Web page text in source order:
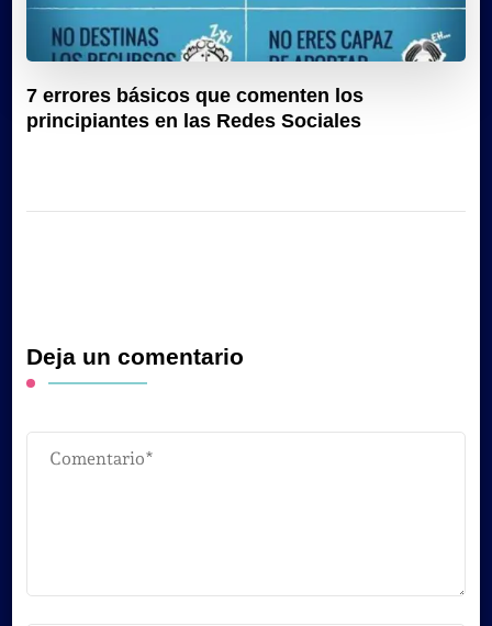
7 errores básicos que comenten los
principiantes en las Redes Sociales
Deja un comentario